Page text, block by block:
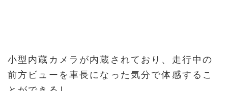
小型内蔵カメラが内蔵されており、走行中の
前方ビューを車長になった気分で体感するこ